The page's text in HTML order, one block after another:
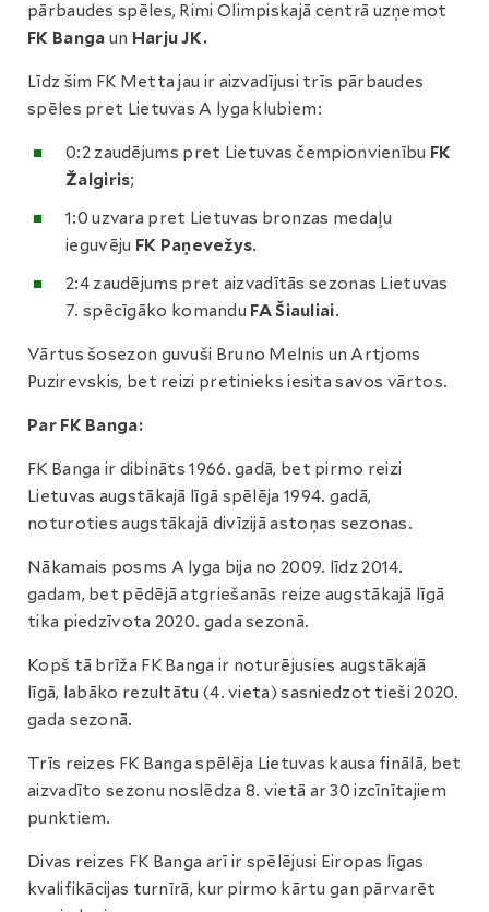
pārbaudes spēles, Rimi Olimpiskajā centrā uzņemot
FK Banga un Harju JK.
Līdz šim FK Metta jau ir aizvadījusi trīs pārbaudes
spēles pret Lietuvas A lyga klubiem:
0:2 zaudējums pret Lietuvas čempionvienību FK
Žalgiris;
1:0 uzvara pret Lietuvas bronzas medaļu
ieguvēju FK Paņevežys.
2:4 zaudējums pret aizvadītās sezonas Lietuvas
7. spēcīgāko komandu FA Šiauliai.
Vārtus šosezon guvuši Bruno Melnis un Artjoms
Puzirevskis, bet reizi pretinieks iesita savos vārtos.
Par FK Banga:
FK Banga ir dibināts 1966. gadā, bet pirmo reizi
Lietuvas augstākajā līgā spēlēja 1994. gadā,
noturoties augstākajā divīzijā astoņas sezonas.
Nākamais posms A lyga bija no 2009. līdz 2014.
gadam, bet pēdējā atgriešanās reize augstākajā līgā
tika piedzīvota 2020. gada sezonā.
Kopš tā brīža FK Banga ir noturējusies augstākajā
līgā, labāko rezultātu (4. vieta) sasniedzot tieši 2020.
gada sezonā.
Trīs reizes FK Banga spēlēja Lietuvas kausa finālā, bet
aizvadīto sezonu noslēdza 8. vietā ar 30 izcīnītajiem
punktiem.
Divas reizes FK Banga arī ir spēlējusi Eiropas līgas
kvalifikācijas turnīrā, kur pirmo kārtu gan pārvarēt